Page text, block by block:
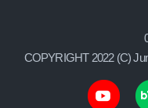
COPYRIGHT 2022 (C)